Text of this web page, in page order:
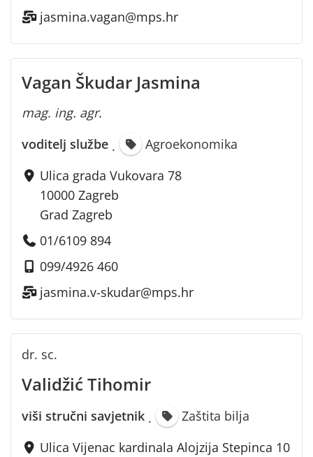
jasmina.vagan@mps.hr
Vagan Škudar Jasmina
mag. ing. agr.
voditelj službe ·
Agroekonomika
Ulica grada Vukovara 78
10000 Zagreb
Grad Zagreb
01/6109 894
099/4926 460
jasmina.v-skudar@mps.hr
dr. sc.
Validžić Tihomir
viši stručni savjetnik ·
Zaštita bilja
Ulica Vijenac kardinala Alojzija Stepinca 10